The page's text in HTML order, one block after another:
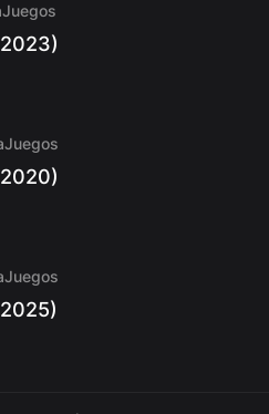
Juegos
Juegos
Juegos